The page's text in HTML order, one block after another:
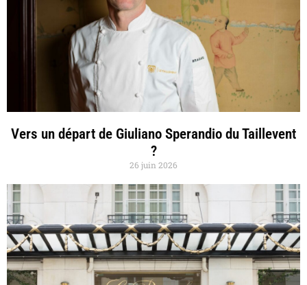
Vers un départ de Giuliano Sperandio du Taillevent
?
26 juin 2026